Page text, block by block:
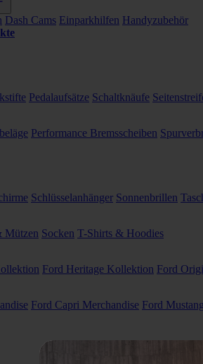
Dash Cams Einparkhilfen Handyzubehör
Pedalaufsätze Schaltknäufe
Performance Bremsscheiben
Schlüsselanhänger Sonnenbrillen
Mützen Socken T-Shirts & Hoodies
Ford Heritage Kollektion Ford
Ford Capri Merchandise Ford